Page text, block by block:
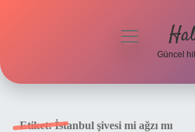
menüyü
Güncel
Etiket:İstanbul şivesi mi ağzı mı